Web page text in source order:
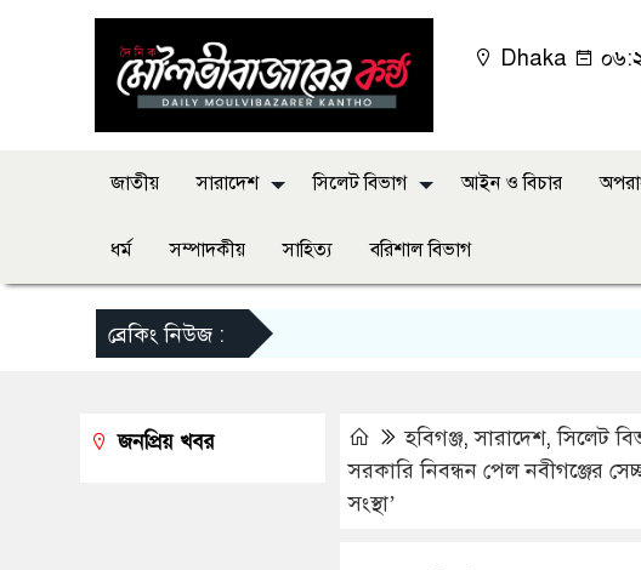
Dhaka
জাতীয় সারাদেশ সিলেট বিভাগ আইন ও বিচার
ধর্ম সম্পাদকীয় সাহিত্য বরিশাল বিভাগ
ব্রেকিং নিউজ :
হবিগঞ্জ,সারাদেশ,সিলেট
সরকারি নিবন্ধন পেল নবীগঞ্জের
সংস্থা’
জনপ্রিয় খবর